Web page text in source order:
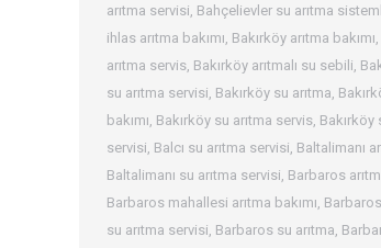
arıtma servisi, Bahçelievler su arıtma
ihlas arıtma bakımı, Bakırköy arıtma bakımı,
arıtma servis, Bakırköy arıtmalı su sebili,
su arıtma servisi, Bakırköy su arıtma,
bakımı, Bakırköy su arıtma servis, Bakırköy
servisi, Balcı su arıtma servisi, Baltalimanı
Baltalimanı su arıtma servisi, Barbaros
Barbaros mahallesi arıtma bakımı,
su arıtma servisi, Barbaros su arıtma,